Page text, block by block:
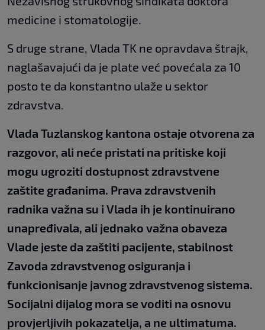
medicine i stomatologije.
S druge strane, Vlada TK ne opravdava štrajk,
naglašavajući da je plate već povećala za 10
posto te da konstantno ulaže u sektor
zdravstva.
Vlada Tuzlanskog kantona ostaje otvorena za
razgovor, ali neće pristati na pritiske koji
mogu ugroziti dostupnost zdravstvene
zaštite građanima. Prava zdravstvenih
radnika važna su i Vlada ih je kontinuirano
unapređivala, ali jednako važna obaveza
Vlade jeste da zaštiti pacijente, stabilnost
Zavoda zdravstvenog osiguranja i
funkcionisanje javnog zdravstvenog sistema.
Socijalni dijalog mora se voditi na osnovu
provjerljivih pokazatelja, a ne ultimatuma.